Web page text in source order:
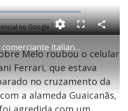
no Google
Travesti agride comerciante italiano após roubá-lo em Moema
F
s
c
e
n
C
o
a
r
h
a
Melo roubou o celular
Ferrari, que estava
no cruzamento da
a alameda Guaicanãs,